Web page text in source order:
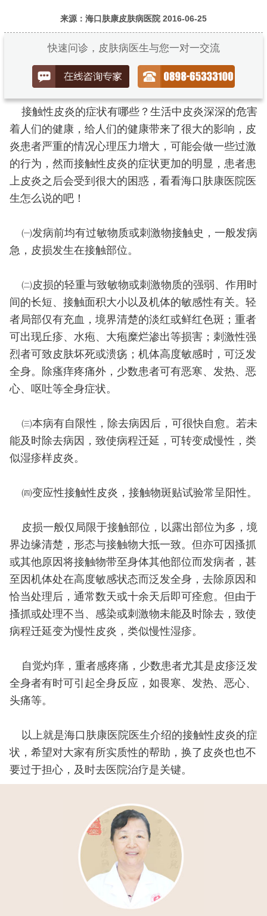
来源：海口肤康皮肤病医院 2016-06-25
快速问诊，皮肤病医生与您一对一交流
接触性皮炎的症状有哪些？生活中皮炎深深的危害
着人们的健康，给人们的健康带来了很大的影响，皮
炎患者严重的情况心理压力增大，可能会做一些过激
的行为，然而接触性皮炎的症状更加的明显，患者患
上皮炎之后会受到很大的困惑，看看海口肤康医院医
生怎么说的吧！
㈠发病前均有过敏物质或刺激物接触史，一般发病
急，皮损发生在接触部位。
㈡皮损的轻重与致敏物或刺激物质的强弱、作用时
间的长短、接触面积大小以及机体的敏感性有关。轻
者局部仅有充血，境界清楚的淡红或鲜红色斑；重者
可出现丘疹、水疱、大疱糜烂渗出等损害；刺激性强
烈者可致皮肤坏死或溃疡；机体高度敏感时，可泛发
全身。除瘙痒疼痛外，少数患者可有恶寒、发热、恶
心、呕吐等全身症状。
㈢本病有自限性，除去病因后，可很快自愈。若未
能及时除去病因，致使病程迁延，可转变成慢性，类
似湿疹样皮炎。
㈣变应性接触性皮炎，接触物斑贴试验常呈阳性。
皮损一般仅局限于接触部位，以露出部位为多，境
界边缘清楚，形态与接触物大抵一致。但亦可因搔抓
或其他原因将接触物带至身体其他部位而发病者，甚
至因机体处在高度敏感状态而泛发全身，去除原因和
恰当处理后，通常数天或十余天后即可痊愈。但由于
搔抓或处理不当、感染或刺激物未能及时除去，致使
病程迁延变为慢性皮炎，类似慢性湿疹。
自觉灼痒，重者感疼痛，少数患者尤其是皮疹泛发
全身者有时可引起全身反应，如畏寒、发热、恶心、
头痛等。
以上就是海口肤康医院医生介绍的接触性皮炎的症
状，希望对大家有所实质性的帮助，换了皮炎也也不
要过于担心，及时去医院治疗是关键。